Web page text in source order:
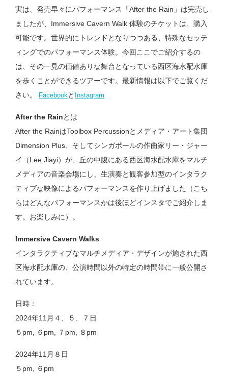
実は、発売早々にパフォーマンス「After the Rain」は完売し
ましたが、Immersive Cavern Walk 体験のチケットは、購入
可能です。世界的にトレンドとなりつつある、特殊なセッテ
ィングでのパフォーマンス体験。今回ここでご紹介するの
は、その一見の価値ありな舞台となっている西区海水配水庫
を歩くことができるツアーです。最新情報は以下でご覧くだ
さい。
Facebook と Instagram
After the Rainとは
After the RainはToolbox Percussionとメディア・アート集団
Dimension Plus、そしてシンガポールの作曲家リー・ジャー
イ（Lee Jiayi）が、丘の中腹にある西区海水配水庫をマルチ
メディアの音楽会場にし、生演奏と観客参加型のインタラク
ティブな映像によるパフォーマンスを作り上げました（こち
らはどんなパフォーマンスかは後ほどインスタでご紹介しま
す。お楽しみに）。
Immersive Cavern Walks
インタラクティブなマルチメディア・デザインが施された西
区海水配水庫の、公演時間以外の特定の時間帯に一般公開さ
れています。
日時：
2024年11月４、５、７日
５pm, ６pm, ７pm, ８pm
2024年11月８日
５pm, ６pm